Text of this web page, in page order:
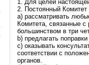
1. Для целей
2. Постоянный
a) рассматривать
Комитета, связанные
большинством в три
b) предлагать
c) оказывать
соответствии с
органов.